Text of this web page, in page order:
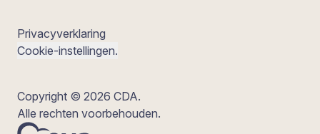
Privacyverklaring
Cookie-instellingen.
Copyright © 2026 CDA.
Alle rechten voorbehouden.